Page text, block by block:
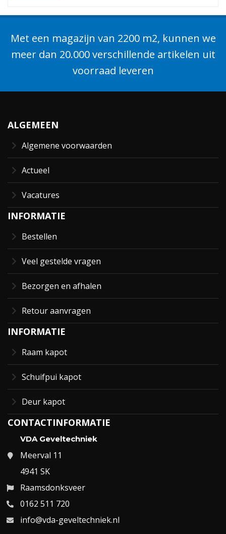
Met een magazijn van 2200 m2, kunnen we
meer dan 20.000 verschillende artikelen uit
voorraad leveren
ALGEMEEN
Algemene voorwaarden
Actueel
Vacatures
INFORMATIE
Bestellen
Veel gestelde vragen
Bezorgen en afhalen
Retour aanvragen
INFORMATIE
Raam kapot
Schuifpui kapot
Deur kapot
CONTACTINFORMATIE
VDA Geveltechniek
Meerval 11
4941 SK
Raamsdonksveer
0162 511 720
info@vda-geveltechniek.nl